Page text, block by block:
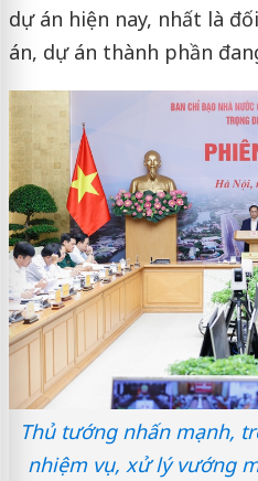
dự án hiện nay, nhất là
án, dự án thành phần
Thủ tướng nhấn mạnh,
nhiệm vụ, xử lý vướng